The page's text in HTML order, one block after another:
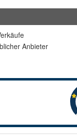
er Anbieter